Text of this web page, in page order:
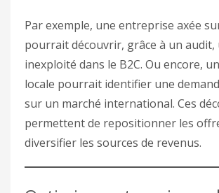
Par exemple, une entreprise axée
pourrait découvrir, grâce à un
inexploité dans le B2C. Ou encore,
locale pourrait identifier une
sur un marché international. Ces
permettent de repositionner les
diversifier les sources de revenus.